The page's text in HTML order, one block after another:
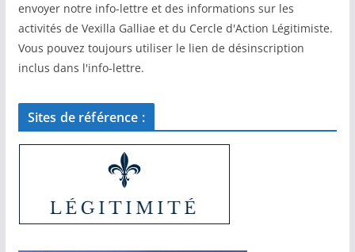
envoyer notre info-lettre et des informations sur les
activités de Vexilla Galliae et du Cercle d'Action Légitimiste.
Vous pouvez toujours utiliser le lien de désinscription
inclus dans l'info-lettre.
Sites de référence :